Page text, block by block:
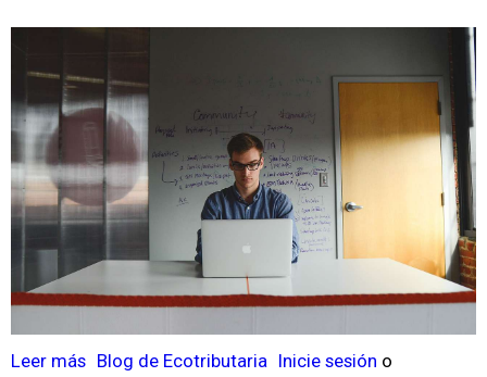
n
f
l
a
c
n
y
5
3
5
A
n
Leer más Blog de Ecotributaria Inicie sesión o